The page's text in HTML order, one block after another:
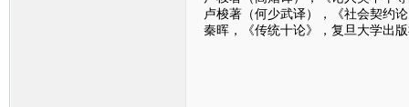
卢梭著（何少武译），《社会契约
秦晖，《传统十论》，复旦大学出